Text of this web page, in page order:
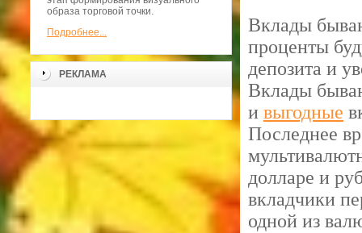
образа торговой точки.
Подробнее...
РЕКЛАМА
Вклады
проценты
депозита и
Вклады
и выгодные
Последнее
долларе и
вкладчики
одной из